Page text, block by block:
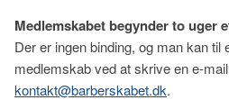
Medlemskabet begynder to uger
Der er ingen binding, og man kan til
medlemskab ved at skrive en e-
kontakt@barberskabet.dk.